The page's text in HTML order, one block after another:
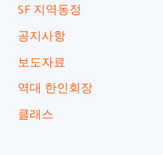
SF 지역동정
공지사항
보도자료
역대 한인회장
클래스